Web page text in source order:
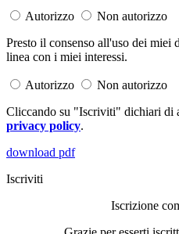
Autorizzo
Non autorizzo
Presto il consenso all'uso dei miei
linea con i miei interessi.
Autorizzo
Non autorizzo
Cliccando su "Iscriviti" dichiari di
privacy policy.
download pdf
Iscriviti
Iscrizione